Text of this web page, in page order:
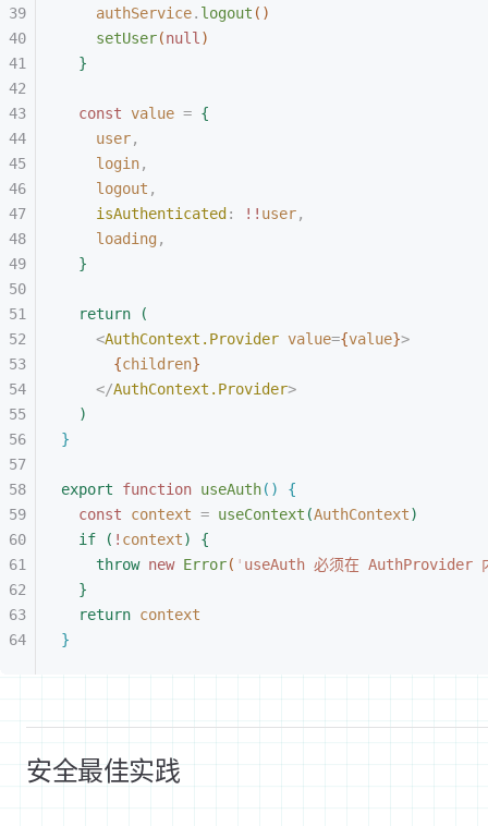
authService. logout ( )
setUser(null )
}
const value = {
user,
login,
logout ,
isAuthenticated : !! user,
loading ,
}
return
(
<AuthContext.Provider value={value}>
{children}
</AuthContext.Provider>
)
}
export function useAuth( )
{
const context = useContext (AuthContext)
if
( ! context)
{
throw new Error( ' useAuth 必须在 AuthProvider
}
return context
}
安全最佳实践